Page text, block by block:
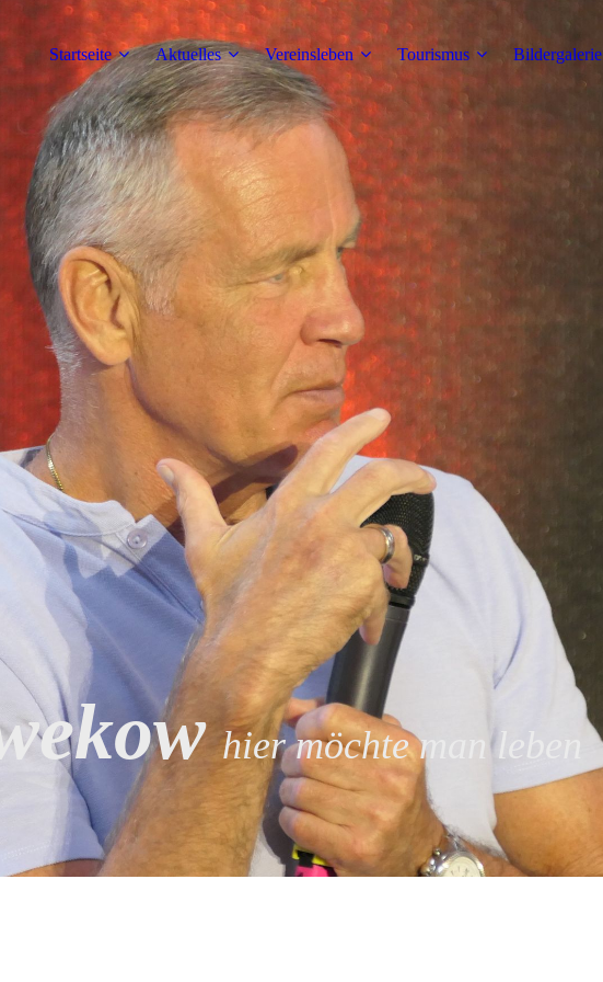
Startseite Aktuelles Vereinsleben Tourismus Bildergalerie
hier möchte man leben